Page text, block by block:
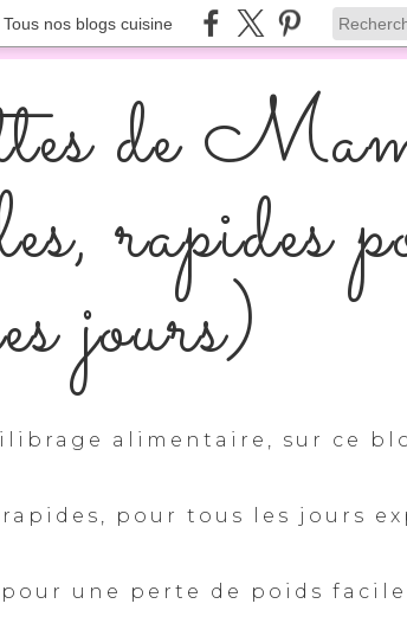
Tous nos blogs cuisine
de
rapides
jours)
alimentaire, sur ce
pour tous les jours
une perte de poids